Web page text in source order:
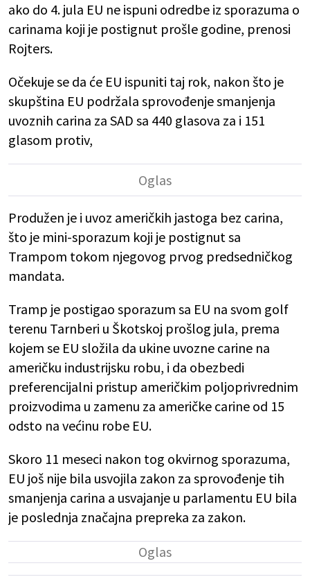
ako do 4. jula EU ne ispuni odredbe iz sporazuma o
carinama koji je postignut prošle godine, prenosi
Rojters.
Očekuje se da će EU ispuniti taj rok, nakon što je
skupština EU podržala sprovođenje smanjenja
uvoznih carina za SAD sa 440 glasova za i 151
glasom protiv,
Produžen je i uvoz američkih jastoga bez carina,
što je mini-sporazum koji je postignut sa
Trampom tokom njegovog prvog predsedničkog
mandata.
Tramp je postigao sporazum sa EU na svom golf
terenu Tarnberi u Škotskoj prošlog jula, prema
kojem se EU složila da ukine uvozne carine na
američku industrijsku robu, i da obezbedi
preferencijalni pristup američkim poljoprivrednim
proizvodima u zamenu za američke carine od 15
odsto na većinu robe EU.
Skoro 11 meseci nakon tog okvirnog sporazuma,
EU još nije bila usvojila zakon za sprovođenje tih
smanjenja carina a usvajanje u parlamentu EU bila
je poslednja značajna prepreka za zakon.